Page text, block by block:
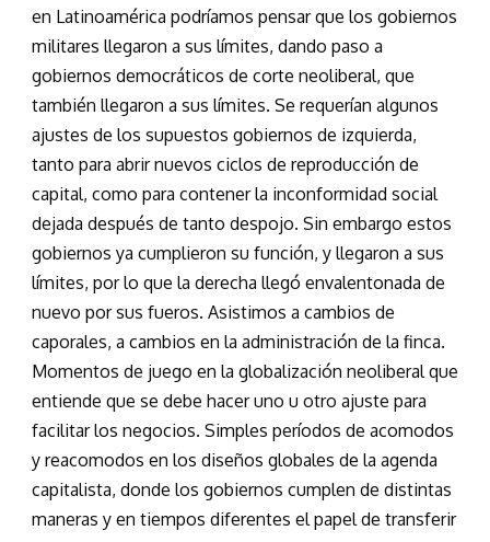
en Latinoamérica podríamos pensar que los gobiernos
militares llegaron a sus límites, dando paso a
gobiernos democráticos de corte neoliberal, que
también llegaron a sus límites. Se requerían algunos
ajustes de los supuestos gobiernos de izquierda,
tanto para abrir nuevos ciclos de reproducción de
capital, como para contener la inconformidad social
dejada después de tanto despojo. Sin embargo estos
gobiernos ya cumplieron su función, y llegaron a sus
límites, por lo que la derecha llegó envalentonada de
nuevo por sus fueros. Asistimos a cambios de
caporales, a cambios en la administración de la finca.
Momentos de juego en la globalización neoliberal que
entiende que se debe hacer uno u otro ajuste para
facilitar los negocios. Simples períodos de acomodos
y reacomodos en los diseños globales de la agenda
capitalista, donde los gobiernos cumplen de distintas
maneras y en tiempos diferentes el papel de transferir